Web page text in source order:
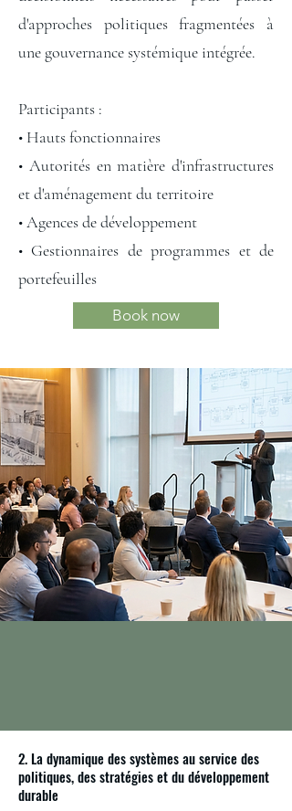
d'approches politiques fragmentées à
une gouvernance systémique intégrée.
Participants :
• Hauts fonctionnaires
• Autorités en matière d'infrastructures
et d'aménagement du territoire
• Agences de développement
• Gestionnaires de programmes et de
portefeuilles
Book now
2. La dynamique des systèmes au service des
politiques, des stratégies et du développement
durable